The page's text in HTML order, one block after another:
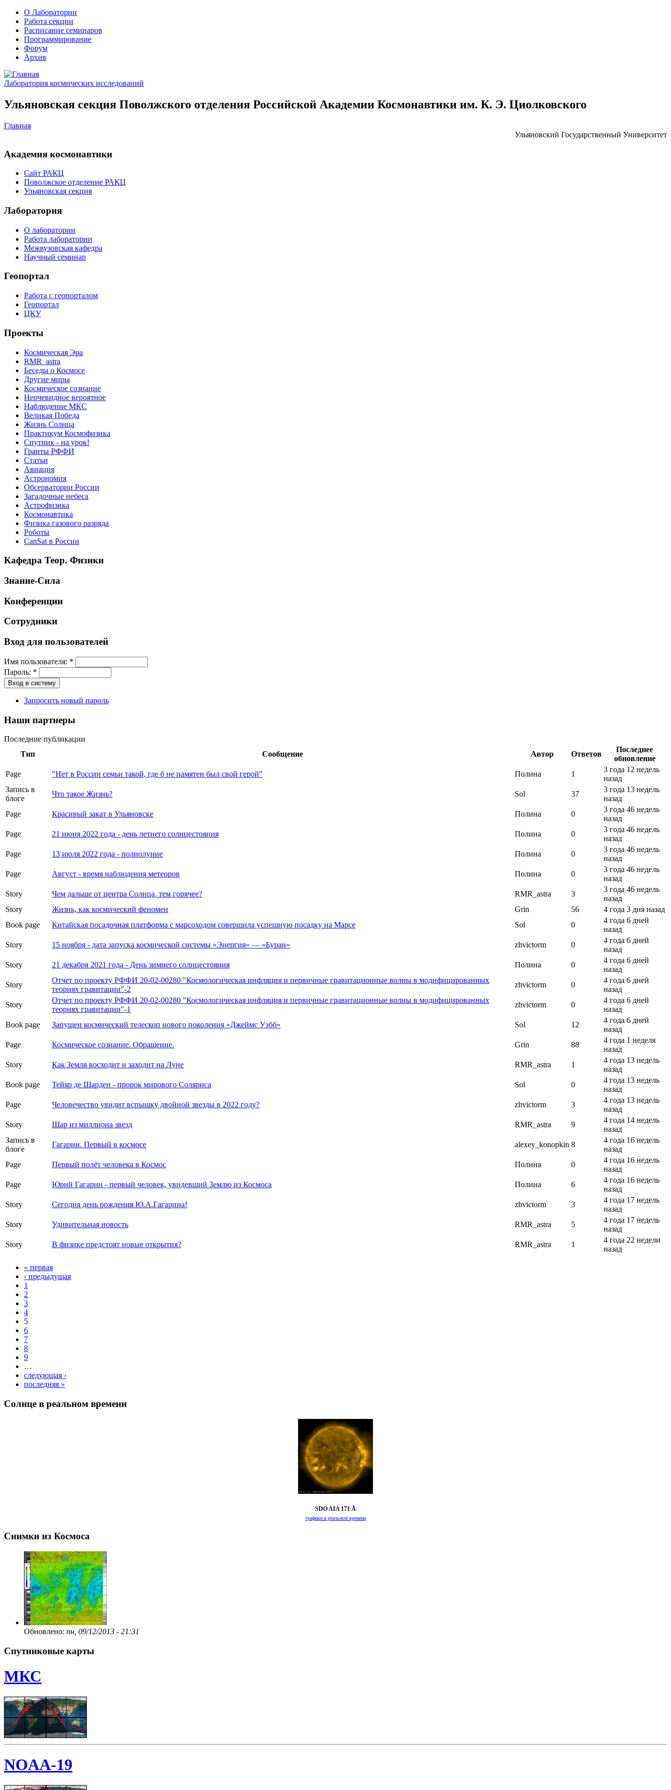
О Лаборатории
Работа секции
Расписание семинаров
Программирование
Форум
Архив
Лаборатория космических исследований
Ульяновская секция Поволжского отделения Российской Академии Космонавтики им. К. Э. Циолковского
Главная
Ульяновский Государственный Университет
Академия космонавтики
Сайт РАКЦ
Поволжское отделение РАКЦ
Ульяновская секция
Лаборатория
О лаборатории
Работа лаборатории
Межвузовская кафедра
Научный семинар
Геопортал
Работа с геопорталом
Геопортал
ЦКУ
Проекты
Космическая Эра
RMR_astra
Беседы о Космосе
Другие миры
Космическое сознание
Неочевидное вероятное
Наблюдение МКС
Великая Победа
Жизнь Солнца
Практикум Космофизика
Спутник - на урок!
Гранты РФФИ
Статьи
Авиация
Астрономия
Обсерватории России
Загадочные небеса
Астрофизика
Космонавтика
Физика газового разряда
Роботы
CanSat в России
Кафедра Теор. Физики
Знание-Сила
Конференции
Сотрудники
Вход для пользователей
Имя пользователя: *
Пароль: *
Запросить новый пароль
Наши партнеры
Последние публикации
Тип
Сообщение Автор Ответов
Последнее
обновление
Page
"Нет в России семьи такой, где б не памятен был свой герой" Полина 1
3 года 12 недель
назад
Запись в
блоге
Что такое Жизнь? Sol 37
3 года 13 недель
назад
Page
Красивый закат в Ульяновске Полина 0
3 года 46 недель
назад
Page
21 июня 2022 года - день летнего солнцестояния Полина 0
3 года 46 недель
назад
Page
13 июля 2022 года - полнолуние Полина 0
3 года 46 недель
назад
Page
Август - время наблюдения метеоров Полина 0
3 года 46 недель
назад
Story
Чем дальше от центра Солнца, тем горячее? RMR_astra 3
3 года 46 недель
назад
Story
Жизнь, как космический феномен Grin 56
4 года 3 дня назад
Book page
Китайская посадочная платформа с марсоходом совершила успешную посадку на Марсе Sol 0
4 года 6 дней
назад
Story
15 ноября - дата запуска космической системы «Энергия» — «Буран» zhvictorm 0
4 года 6 дней
назад
Story
21 декабря 2021 года - День зимнего солнцестояния Полина 0
4 года 6 дней
назад
Story
Отчет по проекту РФФИ 20-02-00280 "Космологическая инфляция и первичные гравитационные волны в модифицированных
теориях гравитации"-2
zhvictorm 0
4 года 6 дней
назад
Story
Отчет по проекту РФФИ 20-02-00280 "Космологическая инфляция и первичные гравитационные волны в модифицированных
теориях гравитации"-1
zhvictorm 0
4 года 6 дней
назад
Book page
Запущен космический телескоп нового поколения «Джеймс Уэбб» Sol 12
4 года 6 дней
назад
Page
Космическое сознание. Обращение. Grin 88
4 года 1 неделя
назад
Story
Как Земля восходит и заходит на Луне RMR_astra 1
4 года 13 недель
назад
Book page
Тейяр де Шарден - пророк мирового Соляриса Sol 0
4 года 13 недель
назад
Page
Человечество увидит вспышку двойной звезды в 2022 году? zhvictorm 3
4 года 13 недель
назад
Story
Шар из миллиона звезд RMR_astra 9
4 года 14 недель
назад
Запись в
блоге
Гагарин. Первый в космосе alexey_konopkin 8
4 года 16 недель
назад
Page
Первый полёт человека в Космос Полина 0
4 года 16 недель
назад
Page
Юрий Гагарин - первый человек, увидевший Землю из Космоса Полина 6
4 года 16 недель
назад
Story
Сегодня день рождения Ю.А.Гагарина! zhvictorm 3
4 года 17 недель
назад
Story
Удивительная новость RMR_astra 5
4 года 17 недель
назад
Story
В физике предстоят новые открытия? RMR_astra 1
4 года 22 недели
назад
« первая
‹ предыдущая
1
2
3
4
5
6
7
8
9
…
следующая ›
последняя »
Солнце в реальном времени
SDO AIA 171 Å
графики в реальном времени
Снимки из Космоса
Обновлено: пн, 09/12/2013 - 21:31
Спутниковые карты
МКС
NOAA-19